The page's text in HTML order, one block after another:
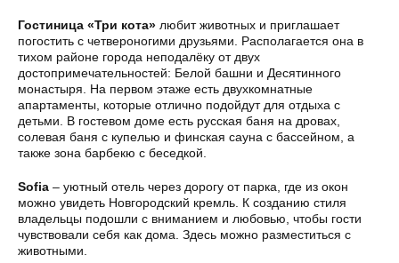
Гостиница «Три кота» любит животных и приглашает
погостить с четвероногими друзьями. Располагается она в
тихом районе города неподалёку от двух
достопримечательностей: Белой башни и Десятинного
монастыря. На первом этаже есть двухкомнатные
апартаменты, которые отлично подойдут для отдыха с
детьми. В гостевом доме есть русская баня на дровах,
солевая баня с купелью и финская сауна с бассейном, а
также зона барбекю с беседкой.
Sofia – уютный отель через дорогу от парка, где из окон
можно увидеть Новгородский кремль. К созданию стиля
владельцы подошли с вниманием и любовью, чтобы гости
чувствовали себя как дома. Здесь можно разместиться с
животными.